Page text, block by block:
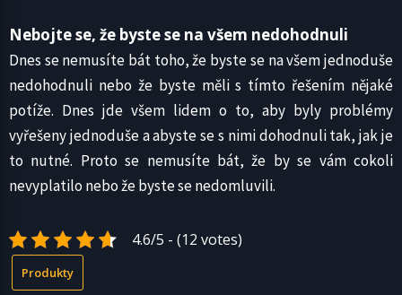
Nebojte se, že byste se na všem nedohodnuli
Dnes se nemusíte bát toho, že byste se na všem jednoduše
nedohodnuli nebo že byste měli s tímto řešením nějaké
potíže. Dnes jde všem lidem o to, aby byly problémy
vyřešeny jednoduše a abyste se s nimi dohodnuli tak, jak je
to nutné. Proto se nemusíte bát, že by se vám cokoli
nevyplatilo nebo že byste se nedomluvili.
4.6/5 - (12 votes)
Produkty